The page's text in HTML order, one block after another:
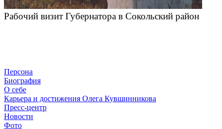
Рабочий визит Губернатора в Сокольский район
Персона
Биография
О себе
Карьера и достижения Олега Кувшинникова
Пресс-центр
Новости
Фото